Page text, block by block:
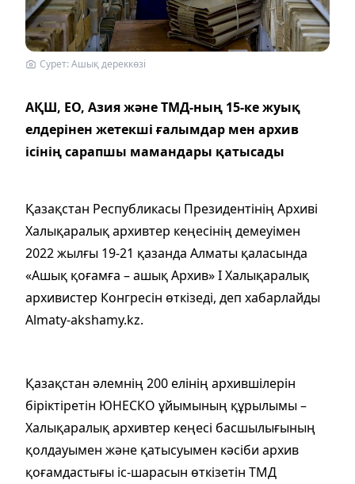
Сурет: Ашық дереккөзі
АҚШ, ЕО, Азия және ТМД-ның 15-ке жуық
елдерінен жетекші ғалымдар мен архив
ісінің сарапшы мамандары қатысады
Қазақстан Республикасы Президентінің Архиві
Халықаралық архивтер кеңесінің демеуімен
2022 жылғы 19-21 қазанда Алматы қаласында
«Ашық қоғамға – ашық Архив» I Халықаралық
архивистер Конгресін өткізеді, деп хабарлайды
Almaty-akshamy.kz.
Қазақстан әлемнің 200 елінің архившілерін
біріктіретін ЮНЕСКО ұйымының құрылымы –
Халықаралық архивтер кеңесі басшылығының
қолдауымен және қатысуымен кәсіби архив
қоғамдастығы іс-шарасын өткізетін ТМД